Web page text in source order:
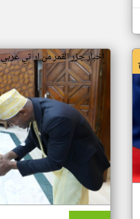
اخبار جزر القمر من ار تي عربي